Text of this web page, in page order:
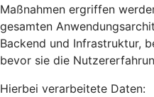
Maßnahmen ergriffen
gesamten
Backend und Infrastruktur,
bevor sie die
Hierbei verarbeitete Daten: